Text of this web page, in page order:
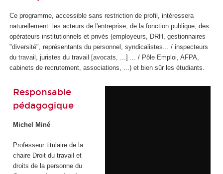
Ce programme, accessible sans restriction de profil, intéressera
naturellement: les acteurs de l'entreprise, de la fonction publique, des
opérateurs institutionnels et privés (employeurs, DRH, gestionnaires
"diversité", représentants du personnel, syndicalistes... / inspecteurs
du travail, juristes du travail [avocats, ...] ... / Pôle Emploi, AFPA,
cabinets de recrutement, associations, ...) et bien sûr les étudiants.
Responsable
pédagogique
Michel Miné
Professeur titulaire de la
chaire Droit du travail et
droits de la personne du